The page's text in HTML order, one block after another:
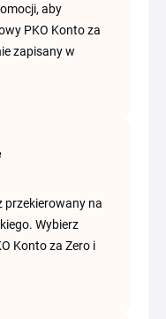
aby
PKO Konto za
zapisany w
przekierowany na
Wybierz
Konto za Zero i